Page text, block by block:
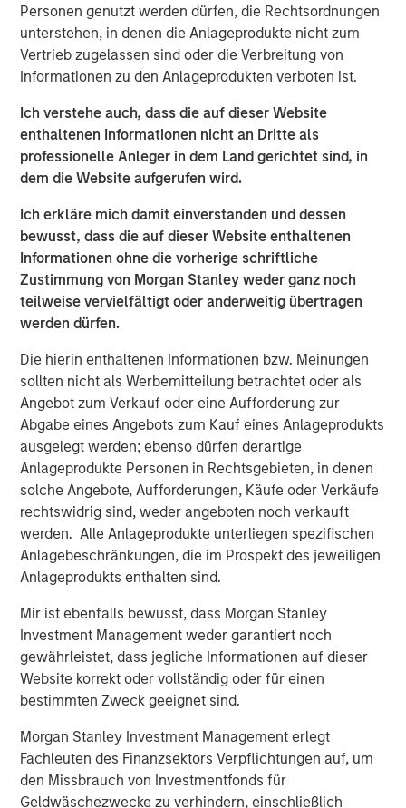
Personen genutzt werden dürfen, die Rechtsordnungen
unterstehen, in denen die Anlageprodukte nicht zum
Vertrieb zugelassen sind oder die Verbreitung von
Informationen zu den Anlageprodukten verboten ist.
Ich verstehe auch, dass die auf dieser Website
enthaltenen Informationen nicht an Dritte als
professionelle Anleger in dem Land gerichtet sind, in
dem die Website aufgerufen wird.
Ich erkläre mich damit einverstanden und dessen
bewusst, dass die auf dieser Website enthaltenen
Informationen ohne die vorherige schriftliche
Zustimmung von Morgan Stanley weder ganz noch
teilweise vervielfältigt oder anderweitig übertragen
werden dürfen.
Die hierin enthaltenen Informationen bzw. Meinungen
sollten nicht als Werbemitteilung betrachtet oder als
Angebot zum Verkauf oder eine Aufforderung zur
Abgabe eines Angebots zum Kauf eines Anlageprodukts
ausgelegt werden; ebenso dürfen derartige
Anlageprodukte Personen in Rechtsgebieten, in denen
solche Angebote, Aufforderungen, Käufe oder Verkäufe
rechtswidrig sind, weder angeboten noch verkauft
werden. Alle Anlageprodukte unterliegen spezifischen
Anlagebeschränkungen, die im Prospekt des jeweiligen
Anlageprodukts enthalten sind.
Mir ist ebenfalls bewusst, dass Morgan Stanley
Investment Management weder garantiert noch
gewährleistet, dass jegliche Informationen auf dieser
Website korrekt oder vollständig oder für einen
bestimmten Zweck geeignet sind.
Morgan Stanley Investment Management erlegt
Fachleuten des Finanzsektors Verpflichtungen auf, um
den Missbrauch von Investmentfonds für
Geldwäschezwecke zu verhindern, einschließlich
The appointment of Sauro and Moore increases the depth
of Clinipace’s operational and therapeutic expertise and
its continued investments in new therapeutic areas and
analytics capabilities.
“We want to be known as a solutions provider that has a
personal interest in our customers’ success,” said
Monteleone, CEO at Clinipace. “And, we are making the
technology and talent investments to support that type of
partnership with our clients.”
Clinipace’s new brand, CHALLENGE ACCEPTED, was
developed in support of its commitment to a personalized
approach where clients receive a level of collaboration
and flexibility not possible with traditional CROs.
Information Association (DIA) annual meeting, June 24–
28, 2018.
About Clinipace
AtClinipace, a global, full-service contract research
organization (CRO), our approach to clinical research is
personal. We deliver a level of collaboration and
flexibility not possible in a traditional CRO environment.
Our personalized services and solutions, local regulatory
expertise and therapeutic leadership are designed to
major therapeutic areas including oncology,
gastroenterology, nephrology and urology. We strive to
improve the way clinical research is performed and
impact the future of health care using the most advanced
technology and a CHALLENGE ACCEPTED approach.
Morgan Stanley Expansion Capital
Morgan Stanley Expansion Capital specializes in equity
and credit investments in late-stage private companies